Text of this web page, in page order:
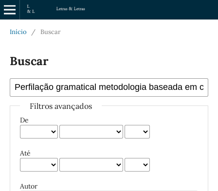
Início / Buscar
Buscar
Filtros avançados
De
Até
Autor